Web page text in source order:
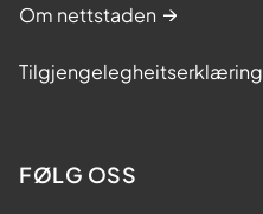
Om nettstaden
Tilgjengelegheitserklæring
FØLG OSS